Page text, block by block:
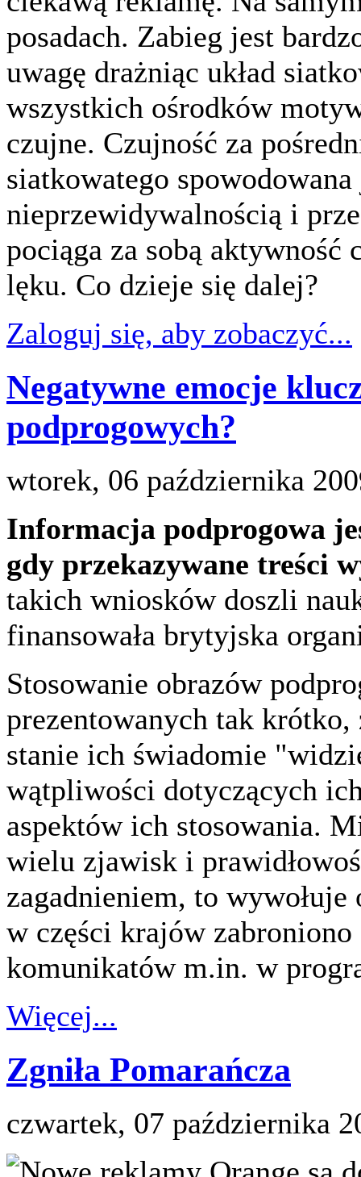
posadach. Zabieg jest
uwagę drażniąc układ
wszystkich ośrodków
czujne. Czujność za
siatkowatego
nieprzewidywalnością i
pociąga za sobą aktywność
lęku. Co dzieje się dalej?
Zaloguj się, aby zobaczyć...
Negatywne emocje
podprogowych?
wtorek, 06 października
Informacja podprogowa
gdy przekazywane treści
takich wniosków doszli
finansowała brytyjska
Stosowanie obrazów
prezentowanych tak
stanie ich świadomie
wątpliwości dotyczących
aspektów ich stosowania.
wielu zjawisk i
zagadnieniem, to
w części krajów
komunikatów m.in. w
Więcej...
Zgniła Pomarańcza
czwartek, 07 października